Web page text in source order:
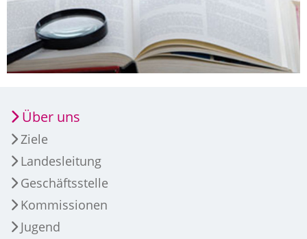
Über uns
Ziele
Landesleitung
Geschäftsstelle
Kommissionen
Jugend